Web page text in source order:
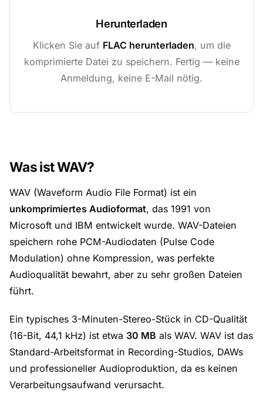
Herunterladen
Klicken Sie auf FLAC herunterladen, um die
komprimierte Datei zu speichern. Fertig — keine
Anmeldung, keine E-Mail nötig.
Was ist WAV?
WAV (Waveform Audio File Format) ist ein
unkomprimiertes Audioformat, das 1991 von
Microsoft und IBM entwickelt wurde. WAV-Dateien
speichern rohe PCM-Audiodaten (Pulse Code
Modulation) ohne Kompression, was perfekte
Audioqualität bewahrt, aber zu sehr großen Dateien
führt.
Ein typisches 3-Minuten-Stereo-Stück in CD-Qualität
(16-Bit, 44,1 kHz) ist etwa 30 MB als WAV. WAV ist das
Standard-Arbeitsformat in Recording-Studios, DAWs
und professioneller Audioproduktion, da es keinen
Verarbeitungsaufwand verursacht.